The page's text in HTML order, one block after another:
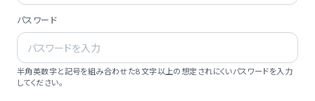
パスワード
半角英数字と記号を組み合わせた8文字以上の想定されにくいパスワードを入力
してください。